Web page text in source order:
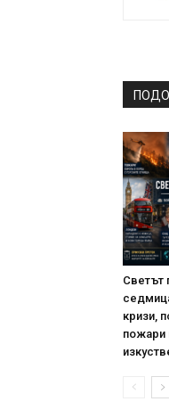
Светът
кризи,
пожари